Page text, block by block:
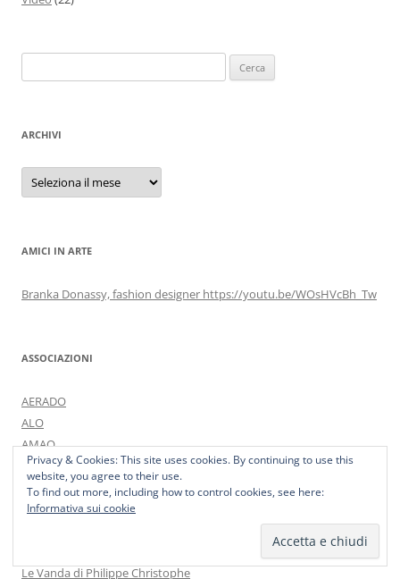
per:
ARCHIVI
Archivi
AMICI IN ARTE
Branka Donassy, fashion designer https://youtu.be/WOsHVcBh_Tw
ASSOCIAZIONI
AERADO
ALO
AMAO
ATO
Le Vanda di Philippe Christophe
Privacy & Cookies: This site uses cookies. By continuing to use this
website, you agree to their use.
To find out more, including how to control cookies, see here:
Informativa sui cookie